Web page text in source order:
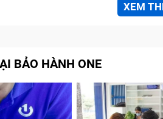
XEM
BẢO HÀNH ONE